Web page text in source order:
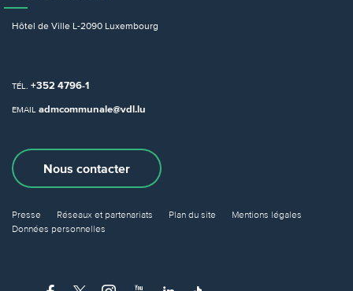
Hôtel de Ville L-2090 Luxembourg
TÉL. +352 4796-1
EMAIL admcommunale@vdl.lu
Nous contacter
Presse Réseaux et partenariats Plan du site
Mentions légales
Données personnelles